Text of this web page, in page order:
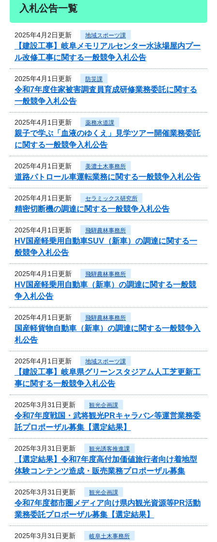
入札公告一覧
2025年4月2日更新 地域スポーツ課
【建設工事】岐阜メモリアルセンター水泳場屋内プー
ル改修工事に関する一般競争入札公告
2025年4月1日更新 防災課
令和7年度住家被害調査員育成研修業務委託に関する
一般競争入札公告
2025年4月1日更新 薬務水道課
親子で学ぶ「血液のゆくえ」見学ツアー開催業務委託
に関する一般競争入札公告
2025年4月1日更新 美濃土木事務所
道路パトロール車運転業務に関する一般競争入札公告
2025年4月1日更新 セラミックス研究所
精密切断機の調達に関する一般競争入札公告
2025年4月1日更新 飛騨農林事務所
HV国産軽乗用自動車SUV（新車）の調達に関する一
般競争入札公告
2025年4月1日更新 飛騨農林事務所
HV国産軽乗用自動車（新車）の調達に関する一般競
争入札公告
2025年4月1日更新 飛騨農林事務所
国産軽貨物自動車（新車）の調達に関する一般競争入
札公告
2025年4月1日更新 地域スポーツ課
【建設工事】岐阜県グリーンスタジアム人工芝更新工
事に関する一般競争入札公告
2025年3月31日更新 観光企画課
令和7年度戦国・武将観光PRキャラバン等運営業務委
託プロポーザル募集【選定結果】
2025年3月31日更新 観光誘客推進課
【選定結果】令和7年度高付加価値旅行者向け着地型
体験コンテンツ造成・販売業務プロポーザル募集
2025年3月31日更新 観光企画課
令和7年度都市圏メディア向け県内観光資源等PR活動
業務委託プロポーザル募集【選定結果】
2025年3月31日更新 岐阜土木事務所